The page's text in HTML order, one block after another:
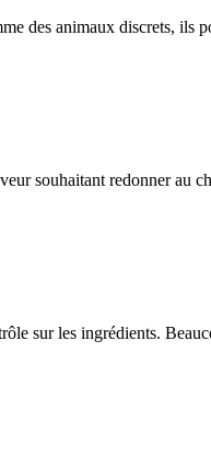
des animaux discrets, ils
souhaitant redonner au
sur les ingrédients.